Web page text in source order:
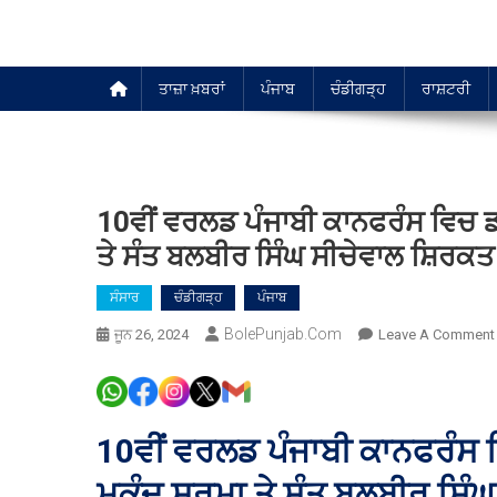
ਤਾਜ਼ਾ ਖ਼ਬਰਾਂ ਪੰਜਾਬ ਚੰਡੀਗੜ੍ਹ ਰਾਸ਼ਟਰੀ
10ਵੀਂ ਵਰਲਡ ਪੰਜਾਬੀ ਕਾਨਫਰੰਸ
ਤੇ ਸੰਤ ਬਲਬੀਰ ਸਿੰਘ ਸੀਚੇਵਾਲ
ਸੰਸਾਰ ਚੰਡੀਗੜ੍ਹ ਪੰਜਾਬ
ਜੂਨ 26, 2024 BolePunjab.com Leave A Comment
10ਵੀਂ ਵਰਲਡ ਪੰਜਾਬੀ ਕਾਨਫਰੰਸ